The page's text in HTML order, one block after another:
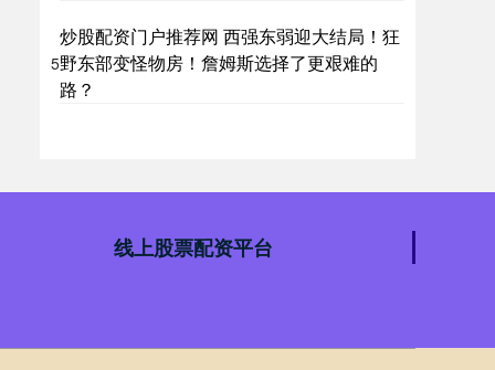
5
炒股配资门户推荐网 西强东弱迎大结局！狂
野东部变怪物房！詹姆斯选择了更艰难的
路？
线上股票配资平台